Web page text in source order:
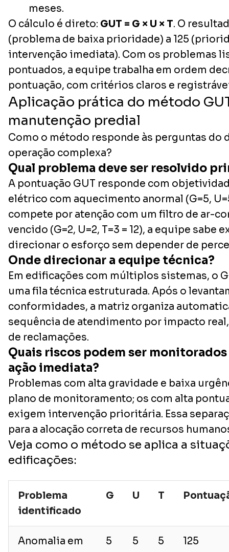
meses.
O cálculo é direto: GUT = G × U × T. O
(problema de baixa prioridade) a 125
intervenção imediata). Com os problemas
pontuados, a equipe trabalha em ordem
pontuação, com critérios claros e
Aplicação prática do método
manutenção predial
Como o método responde às perguntas do
operação complexa?
Qual problema deve ser resolvido
A pontuação GUT responde com
elétrico com aquecimento anormal (G=5,
compete por atenção com um filtro de ar-
vencido (G=2, U=2, T=3 = 12), a equipe sabe
direcionar o esforço sem depender de
Onde direcionar a equipe técnica?
Em edificações com múltiplos sistemas, o
uma fila técnica estruturada. Após o
conformidades, a matriz organiza
sequência de atendimento por impacto
de reclamações.
Quais riscos podem ser
ação imediata?
Problemas com alta gravidade e baixa
plano de monitoramento; os com alta
exigem intervenção prioritária. Essa
para a alocação correta de recursos
Veja como o método se aplica a
edificações:
Problema
identificado
G U T
Anomalia em
5 5 5 125